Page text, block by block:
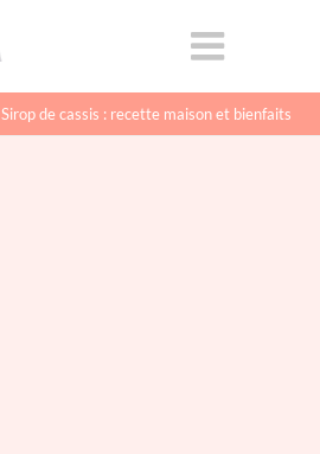
Sirop de cassis : recette maison et bienfaits